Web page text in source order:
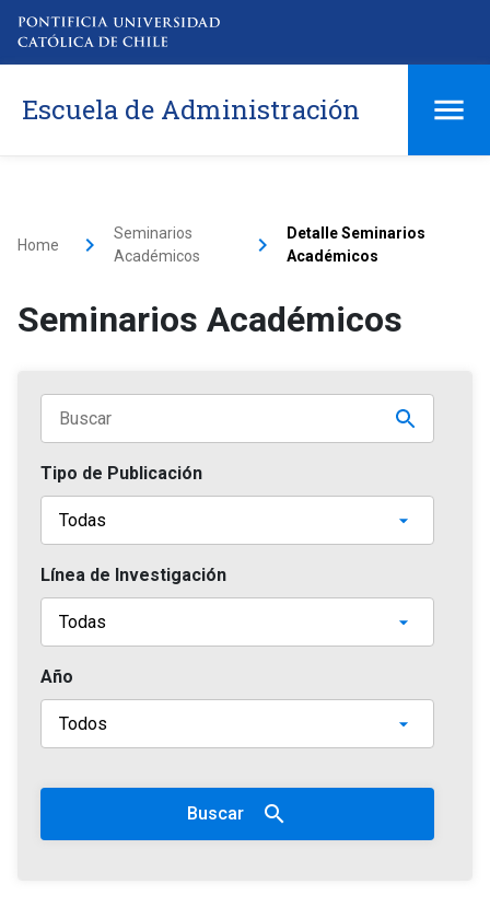
Escuela de Administración
Home
Seminarios
Académicos
Detalle Seminarios
Académicos
Seminarios Académicos
Tipo de Publicación
Línea de Investigación
Año
Buscar search